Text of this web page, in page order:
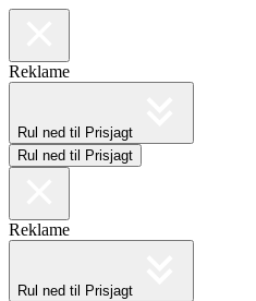
Reklame
Rul ned til Prisjagt
Rul ned til Prisjagt
Reklame
Rul ned til Prisjagt